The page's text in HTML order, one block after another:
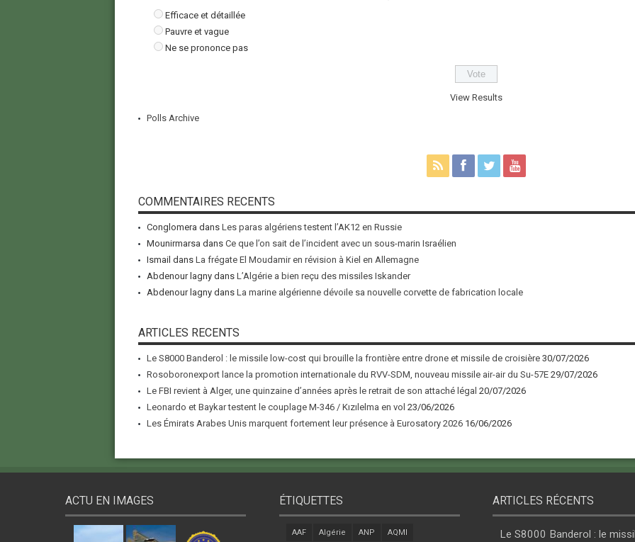
Efficace et détaillée
Pauvre et vague
Ne se prononce pas
View Results
Polls Archive
COMMENTAIRES RECENTS
Conglomera dans Les paras algériens testent l’AK12 en Russie
Mounirmarsa dans Ce que l’on sait de l’incident avec un sous-marin Israélien
Ismail dans La frégate El Moudamir en révision à Kiel en Allemagne
Abdenour lagnydans L’Algérie a bien reçu des missiles Iskander
Abdenour lagnydans La marine algérienne dévoile sa nouvelle corvette de fabrication locale
ARTICLES RECENTS
Le S8000 Banderol : le missile low-cost qui brouille la frontière entre drone et missile de croisière 30/07/2026
Rosoboronexport lance la promotion internationale du RVV-SDM, nouveau missile air-air du Su-57E 29/07/2026
Le FBI revient à Alger, une quinzaine d’années après le retrait de son attaché légal 20/07/2026
Leonardo et Baykar testent le couplage M-346 / Kızılelma en vol 23/06/2026
Les Émirats Arabes Unis marquent fortement leur présence à Eurosatory 2026 16/06/2026
ACTU EN IMAGES ÉTIQUETTES
AAF Algérie ANP AQMI
ARTICLES RÉCENTS
Le S8000 Banderol : le